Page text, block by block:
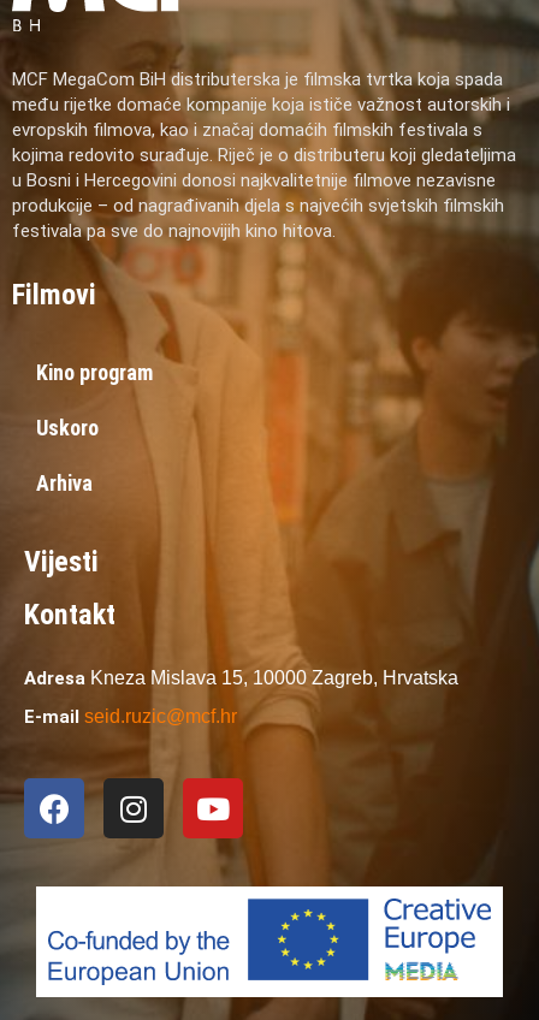
MCF MegaCom BiH distributerska je filmska tvrtka koja spada
među rijetke domaće kompanije koja ističe važnost autorskih i
evropskih filmova, kao i značaj domaćih filmskih festivala s
kojima redovito surađuje. Riječ je o distributeru koji gledateljima
u Bosni i Hercegovini donosi najkvalitetnije filmove nezavisne
produkcije – od nagrađivanih djela s najvećih svjetskih filmskih
festivala pa sve do najnovijih kino hitova.
Filmovi
Kino program
Uskoro
Arhiva
Vijesti
Kontakt
Adresa Kneza Mislava 15, 10000 Zagreb, Hrvatska
E-mail seid.ruzic@mcf.hr